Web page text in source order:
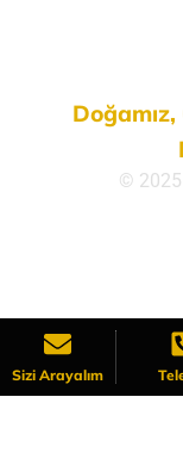
Doğamız,
© 2025
Sizi Arayalım